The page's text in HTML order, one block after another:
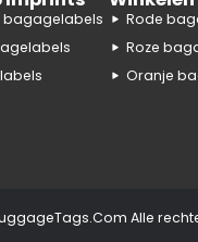
bagagelabels
Rode
Roze
Oranje
Alle